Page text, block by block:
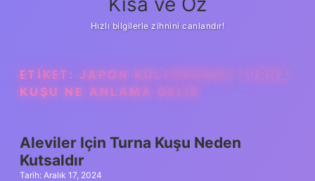
Yasal Uyarı
Hızlı bilgilerle zihnini canlandır!
ETIKET: JAPON KÜLTÜRÜNDE TURNA
KUŞU NE ANLAMA GELIR
Aleviler Için Turna Kuşu Neden
Kutsaldır
Tarih: Aralık 17, 2024